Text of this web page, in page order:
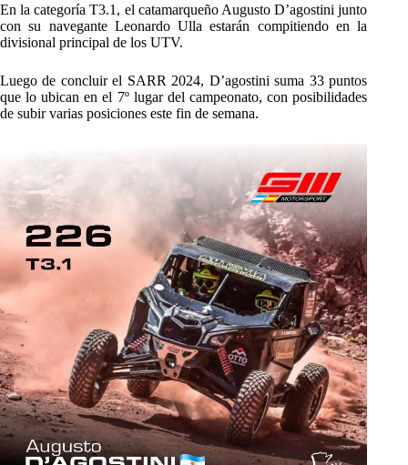
En la categoría T3.1, el catamarqueño Augusto D’agostini junto
con su navegante Leonardo Ulla estarán compitiendo en la
divisional principal de los UTV.
Luego de concluir el SARR 2024, D’agostini suma 33 puntos
que lo ubican en el 7º lugar del campeonato, con posibilidades
de subir varias posiciones este fin de semana.